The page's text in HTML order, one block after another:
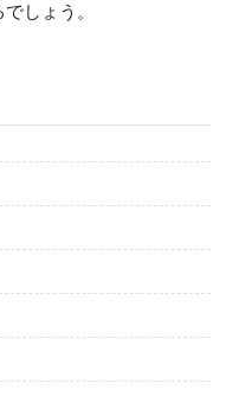
しょう。